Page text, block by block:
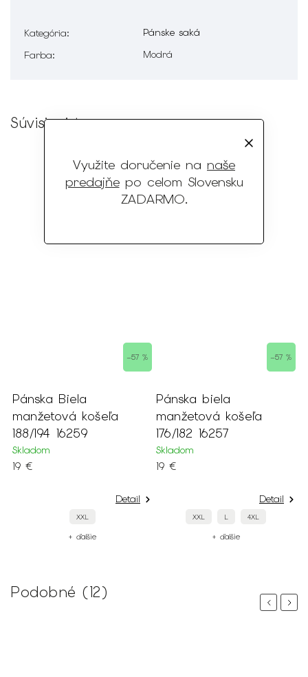
Využite doručenie na naše
predajňepo celom Slovensku
ZADARMO.
Kategória:
Pánske saká
Farba: Modrá
Súvisiaci tovar
–57 %
Pánska Biela
manžetová košeľa
188/194 16259
Skladom
19 €
Detail
XXL
+ ďalšie
–57 %
Pánska biela
manžetová košeľa
176/182 16257
Skladom
19 €
Detail
XXL L 4XL
+ ďalšie
Podobné (12)
PreviousNext